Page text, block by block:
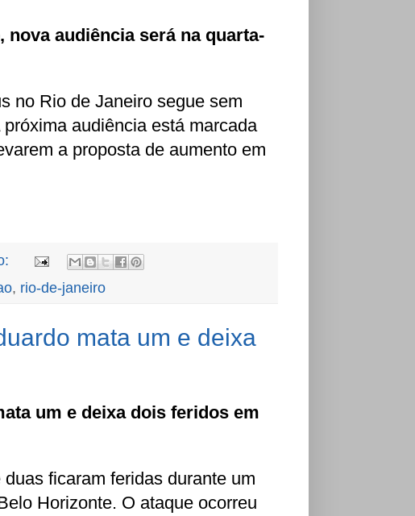
audiência será na quarta-
no Rio de Janeiro segue sem
audiência está marcada
a proposta de aumento em
, rio-de-janeiro
mata um e deixa
um e deixa dois feridos em
ficaram feridas durante um
Horizonte. O ataque ocorreu